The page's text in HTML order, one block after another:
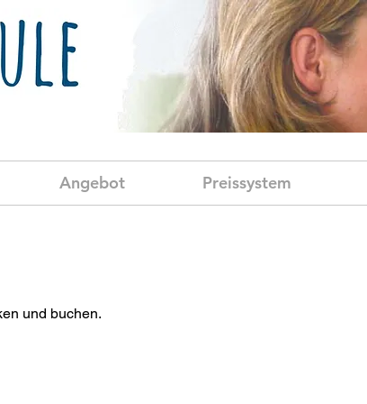
Angebot Preissystem
und buchen.